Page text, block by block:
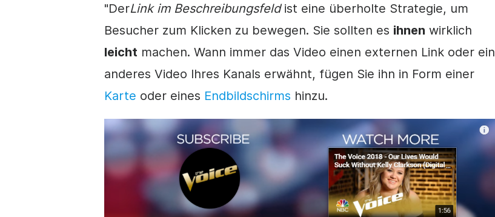
"DerLink im Beschreibungsfeldist eine überholte Strategie, um
Besucher zum Klicken zu bewegen. Sie sollten es ihnen wirklich
leicht machen. Wann immer das Video einen externen Link oder ein
anderes Video Ihres Kanals erwähnt, fügen Sie ihn in Form einer
Karte oder eines Endbildschirms hinzu.